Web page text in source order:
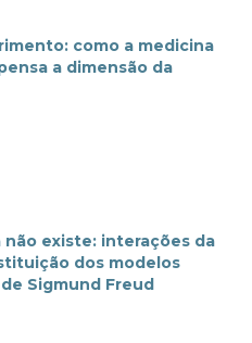
como a medicina
a dimensão da
não existe: interações da
dos modelos
Sigmund Freud